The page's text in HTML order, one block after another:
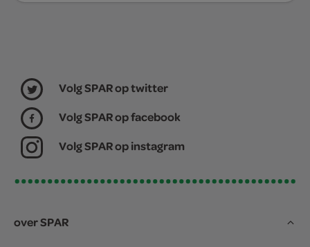
Volg SPAR op twitter
Volg SPAR op facebook
Volg SPAR op instagram
over SPAR